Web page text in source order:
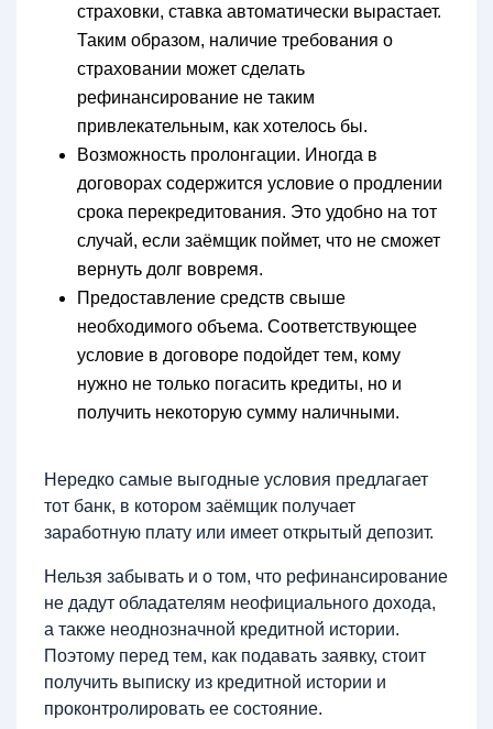
страховки, ставка автоматически вырастает.
Таким образом, наличие требования о
страховании может сделать
рефинансирование не таким
привлекательным, как хотелось бы.
Возможность пролонгации. Иногда в
договорах содержится условие о продлении
срока перекредитования. Это удобно на тот
случай, если заёмщик поймет, что не сможет
вернуть долг вовремя.
Предоставление средств свыше
необходимого объема. Соответствующее
условие в договоре подойдет тем, кому
нужно не только погасить кредиты, но и
получить некоторую сумму наличными.
Нередко самые выгодные условия предлагает
тот банк, в котором заёмщик получает
заработную плату или имеет открытый депозит.
Нельзя забывать и о том, что рефинансирование
не дадут обладателям неофициального дохода,
а также неоднозначной кредитной истории.
Поэтому перед тем, как подавать заявку, стоит
получить выписку из кредитной истории и
проконтролировать ее состояние.